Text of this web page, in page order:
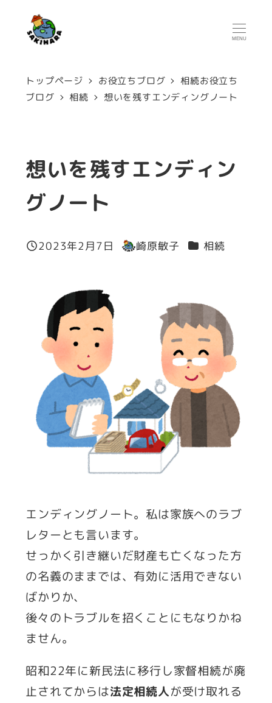
MENU
トップページ お役立ちブログ
相続お役立ち
ブログ
相続 想いを残すエンディングノート
想いを残すエンディン
グノート
投稿日
2023年2月7日
著
崎原敏子 カテゴリー
相続
エンディングノート。私は家族へのラブ
レターとも言います。
せっかく引き継いだ財産も亡くなった方
の名義のままでは、有効に活用できない
ばかりか、
後々のトラブルを招くことにもなりかね
ません。
昭和22年に新民法に移行し家督相続が廃
止されてからは法定相続人が受け取れる